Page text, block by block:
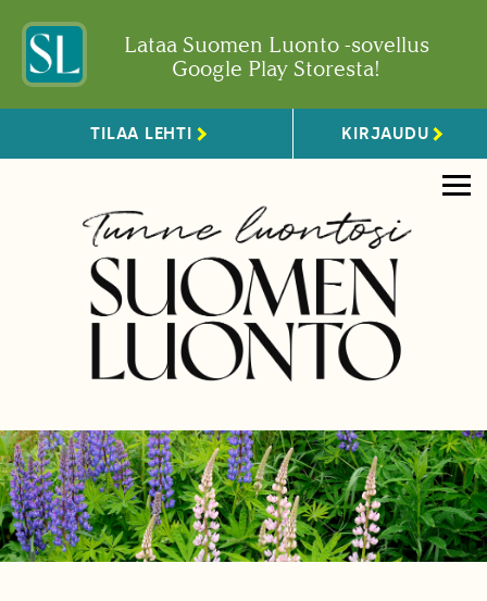
Lataa Suomen Luonto -sovellus
Google Play Storesta!
TILAA LEHTI KIRJAUDU